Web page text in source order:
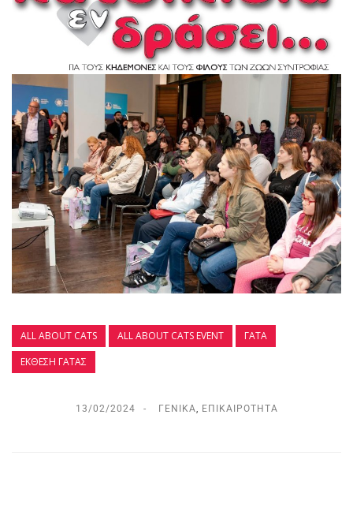
ALL ABOUT CATS ALL ΑBOUT CATS EVENT
ΓΆΤΑ
ΈΚΘΕΣΗ ΓΆΤΑΣ
13/02/2024 ΓΕΝΙΚΆ, ΕΠΙΚΑΙΡΌΤΗΤΑ